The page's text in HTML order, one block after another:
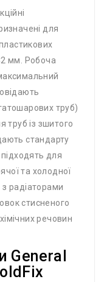
для
мм. Робоча
труб)
труб із зшитого
стандарту
підходять для
та холодної
з радіаторами
стисненого
речовин
General